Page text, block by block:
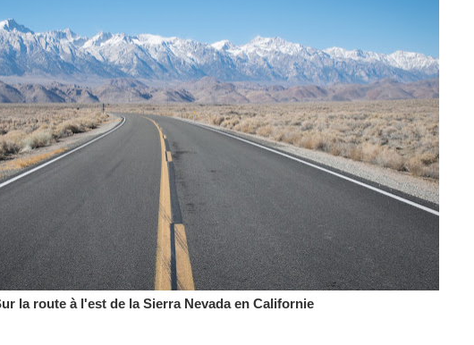
la route à l'est de la Sierra Nevada en Californie